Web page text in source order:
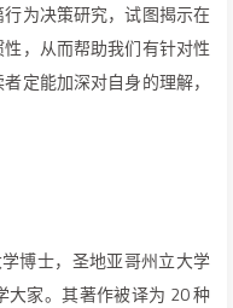
为决策研究，试图揭示在
，从而帮助我们有针对性
定能加深对自身的理解，
博士，圣地亚哥州立大学
家。其著作被译为 20 种